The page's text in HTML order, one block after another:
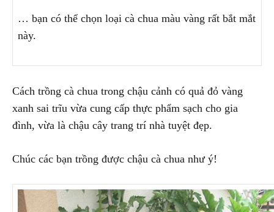
… bạn có thể chọn loại cà chua màu vàng rất bắt mắt
này.
Cách trồng cà chua trong chậu cảnh có quả đỏ vàng
xanh sai trĩu vừa cung cấp thực phẩm sạch cho gia
đình, vừa là chậu cây trang trí nhà tuyệt đẹp.
Chúc các bạn trồng được chậu cà chua như ý!